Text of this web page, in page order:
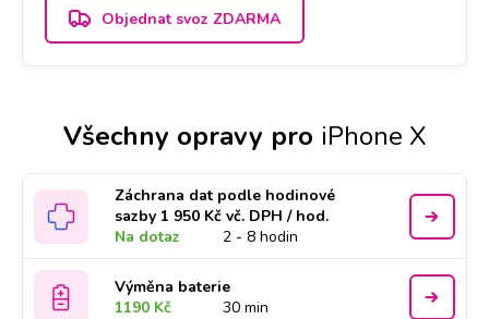
Objednat svoz ZDARMA
Všechny opravy pro iPhone X
Záchrana dat podle hodinové
sazby 1 950 Kč vč. DPH / hod.
Na dotaz
2 - 8 hodin
Výměna baterie
1190 Kč
30 min